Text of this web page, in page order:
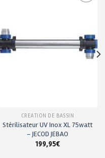
souhaits
CRÉATION DE BASSIN
Stérilisateur UV Inox XL 75watt
– JECOD JEBAO
199,95€